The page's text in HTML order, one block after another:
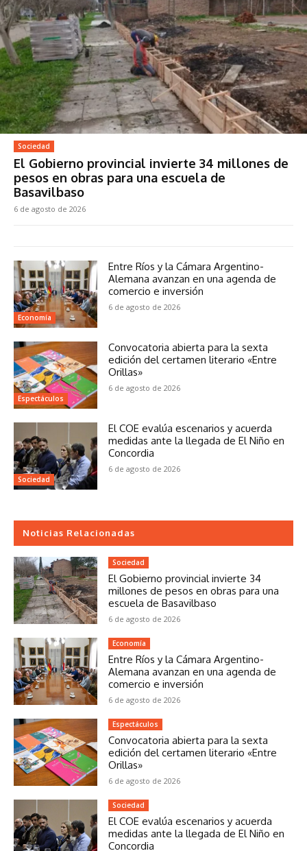
Sociedad
El Gobierno provincial invierte 34 millones de
pesos en obras para una escuela de
Basavilbaso
6 de agosto de 2026
Economía
Entre Ríos y la Cámara Argentino-
Alemana avanzan en una agenda de
comercio e inversión
6 de agosto de 2026
Espectáculos
Convocatoria abierta para la sexta
edición del certamen literario «Entre
Orillas»
6 de agosto de 2026
Sociedad
El COE evalúa escenarios y acuerda
medidas ante la llegada de El Niño en
Concordia
6 de agosto de 2026
Noticias Relacionadas
Sociedad
El Gobierno provincial invierte 34
millones de pesos en obras para una
escuela de Basavilbaso
6 de agosto de 2026
Economía
Entre Ríos y la Cámara Argentino-
Alemana avanzan en una agenda de
comercio e inversión
6 de agosto de 2026
Espectáculos
Convocatoria abierta para la sexta
edición del certamen literario «Entre
Orillas»
6 de agosto de 2026
Sociedad
El COE evalúa escenarios y acuerda
medidas ante la llegada de El Niño en
Concordia